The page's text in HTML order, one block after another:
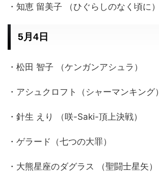
・知恵 留美子 （ひぐらしのなく頃に）
5月4日
・松田 智子 （ケンガンアシュラ）
・アシュクロフト（シャーマンキング）
・針生 えり （咲-Saki-頂上決戦）
・ゲラード（七つの大罪）
・大熊星座のダグラス （聖闘士星矢）